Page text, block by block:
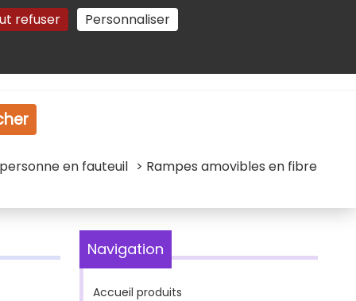
refuser Personnaliser
Gestion des cookies
en fauteuil > Rampes amovibles en fibre
Navigation
Accueil produits